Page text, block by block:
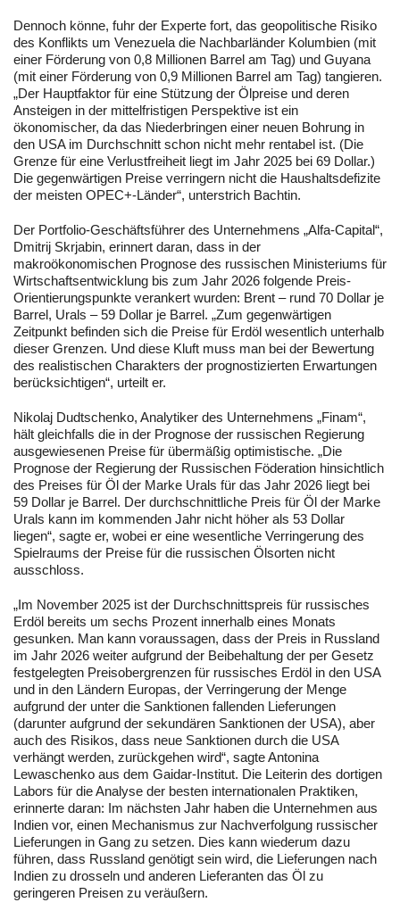
Dennoch könne, fuhr der Experte fort, das geopolitische Risiko
des Konflikts um Venezuela die Nachbarländer Kolumbien (mit
einer Förderung von 0,8 Millionen Barrel am Tag) und Guyana
(mit einer Förderung von 0,9 Millionen Barrel am Tag) tangieren.
„Der Hauptfaktor für eine Stützung der Ölpreise und deren
Ansteigen in der mittelfristigen Perspektive ist ein
ökonomischer, da das Niederbringen einer neuen Bohrung in
den USA im Durchschnitt schon nicht mehr rentabel ist. (Die
Grenze für eine Verlustfreiheit liegt im Jahr 2025 bei 69 Dollar.)
Die gegenwärtigen Preise verringern nicht die Haushaltsdefizite
der meisten OPEC+-Länder“, unterstrich Bachtin.
Der Portfolio-Geschäftsführer des Unternehmens „Alfa-Capital“,
Dmitrij Skrjabin, erinnert daran, dass in der
makroökonomischen Prognose des russischen Ministeriums für
Wirtschaftsentwicklung bis zum Jahr 2026 folgende Preis-
Orientierungspunkte verankert wurden: Brent – rund 70 Dollar je
Barrel, Urals – 59 Dollar je Barrel. „Zum gegenwärtigen
Zeitpunkt befinden sich die Preise für Erdöl wesentlich unterhalb
dieser Grenzen. Und diese Kluft muss man bei der Bewertung
des realistischen Charakters der prognostizierten Erwartungen
berücksichtigen“, urteilt er.
Nikolaj Dudtschenko, Analytiker des Unternehmens „Finam“,
hält gleichfalls die in der Prognose der russischen Regierung
ausgewiesenen Preise für übermäßig optimistische. „Die
Prognose der Regierung der Russischen Föderation hinsichtlich
des Preises für Öl der Marke Urals für das Jahr 2026 liegt bei
59 Dollar je Barrel. Der durchschnittliche Preis für Öl der Marke
Urals kann im kommenden Jahr nicht höher als 53 Dollar
liegen“, sagte er, wobei er eine wesentliche Verringerung des
Spielraums der Preise für die russischen Ölsorten nicht
ausschloss.
„Im November 2025 ist der Durchschnittspreis für russisches
Erdöl bereits um sechs Prozent innerhalb eines Monats
gesunken. Man kann voraussagen, dass der Preis in Russland
im Jahr 2026 weiter aufgrund der Beibehaltung der per Gesetz
festgelegten Preisobergrenzen für russisches Erdöl in den USA
und in den Ländern Europas, der Verringerung der Menge
aufgrund der unter die Sanktionen fallenden Lieferungen
(darunter aufgrund der sekundären Sanktionen der USA), aber
auch des Risikos, dass neue Sanktionen durch die USA
verhängt werden, zurückgehen wird“, sagte Antonina
Lewaschenko aus dem Gaidar-Institut. Die Leiterin des dortigen
Labors für die Analyse der besten internationalen Praktiken,
erinnerte daran: Im nächsten Jahr haben die Unternehmen aus
Indien vor, einen Mechanismus zur Nachverfolgung russischer
Lieferungen in Gang zu setzen. Dies kann wiederum dazu
führen, dass Russland genötigt sein wird, die Lieferungen nach
Indien zu drosseln und anderen Lieferanten das Öl zu
geringeren Preisen zu veräußern.